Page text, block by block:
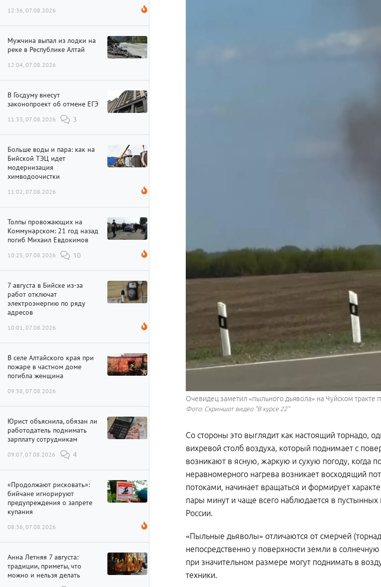
12:36, 07.08.2026
Мужчина выпал из лодки на
реке в Республике Алтай
12:04, 07.08.2026
В Госдуму внесут
законопроект об отмене ЕГЭ
11:33, 07.08.2026 3
Больше воды и пара: как на
Бийской ТЭЦ идет
модернизация
химводоочистки
11:02, 07.08.2026
Толпы провожающих на
Коммунарском: 21 год назад
погиб Михаил Евдокимов
10:25, 07.08.2026 10
7 августа в Бийске из-за
работ отключат
электроэнергию по ряду
адресов
10:01, 07.08.2026
В селе Алтайского края при
пожаре в частном доме
погибла женщина
09:38, 07.08.2026
Юрист объяснила, обязан ли
работодатель поднимать
зарплату сотрудникам
09:07, 07.08.2026 4
«Продолжают рисковать»:
бийчане игнорируют
предупреждения о запрете
купания
08:36, 07.08.2026
Анна Летняя 7 августа:
традиции, приметы, что
можно и нельзя делать
Очевидец заметил «пыльного дьявола» на Чуйском тракте
Фото: Скриншот видео "В курсе 22"
Со стороны это выглядит как настоящий торнадо,
вихревой столб воздуха, который поднимает с
возникают в ясную, жаркую и сухую погоду, когда
неравномерного нагрева возникает восходящий
потоками, начинает вращаться и формирует
пары минут и чаще всего наблюдается в пустынных
России.
«Пыльные дьяволы» отличаются от смерчей
непосредственно у поверхности земли в
при значительном размере могут поднимать в
техники.